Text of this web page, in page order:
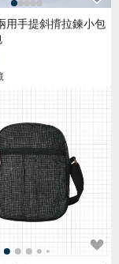
用手提斜揹拉鍊小包